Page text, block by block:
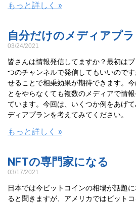
もっと詳しく »
自分だけのメディアプ
03/24/2021
皆さんは情報発信してますか？最初は
つのチャンネルで発信してもいいので
せることで相乗効果が期待できます。
とをやらなくても複数のメディアで情
ています。今回は、いくつか例をあげ
ディアプランを考えてみてください。
もっと詳しく »
NFTの専門家になる
03/17/2021
日本では今ビットコインの相場が話題
ると聞きますが、アメリカではビット